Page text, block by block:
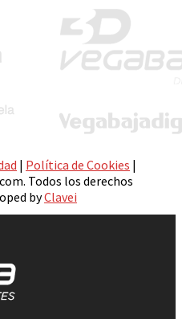
| Política de Cookies |
Todos los derechos
byClavei